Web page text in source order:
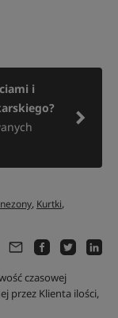
i
, Kurtki,
czasowej
przez Klienta ilości,